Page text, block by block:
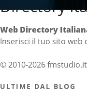
Directory
Web Directory
Inserisci il tuo sito web
© 2010-2026 fmstudio.it
ULTIME DAL BLOG